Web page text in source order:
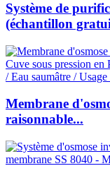
Système de
(échantillon
Membrane
raisonnable...